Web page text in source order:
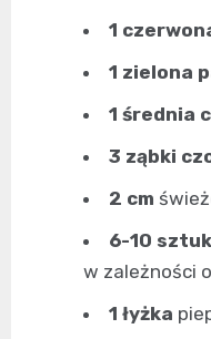
1
1 zielona
1 średnia
3 ząbki
2 cm
6-10 sztuk
w zależności
1 łyżka